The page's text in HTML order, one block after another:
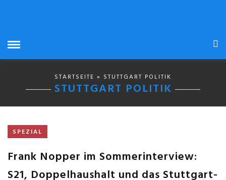
STARTSEITE » STUTTGART POLITIK
STUTTGART POLITIK
SPEZIAL
Frank Nopper im Sommerinterview:
S21, Doppelhaushalt und das Stuttgart-